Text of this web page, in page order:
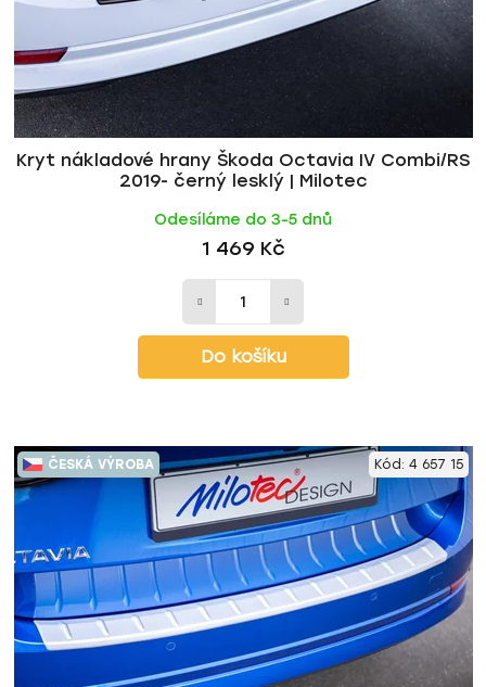
Kryt nákladové hrany Škoda Octavia IV Combi/RS
2019- černý lesklý | Milotec
Odesíláme do 3-5 dnů
1 469 Kč
Do košíku
ČESKÁ VÝROBA Kód: 4 657 15